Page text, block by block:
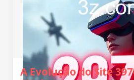
A Evolução do Site